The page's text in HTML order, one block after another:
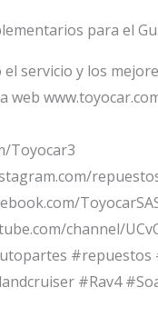
para el
servicio y los
web
Toyocar3
channel/
#Rav4